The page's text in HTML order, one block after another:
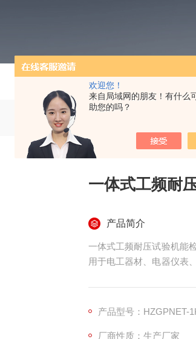
欢迎您！
来自局域网的朋友！有什么
助您的吗？
当前位置：首页
一体式工频耐
产品简介
一体式工频耐压试验机能
用于电工器材、电器仪表
产品型号：HZGPNET-
厂商性质：生产厂家